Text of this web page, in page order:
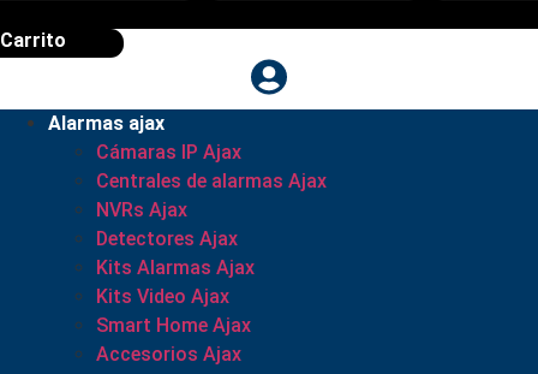
Carrito
Alarmas ajax
Cámaras IP Ajax
Centrales de alarmas Ajax
NVRs Ajax
Detectores Ajax
Kits Alarmas Ajax
Kits Video Ajax
Smart Home Ajax
Accesorios Ajax